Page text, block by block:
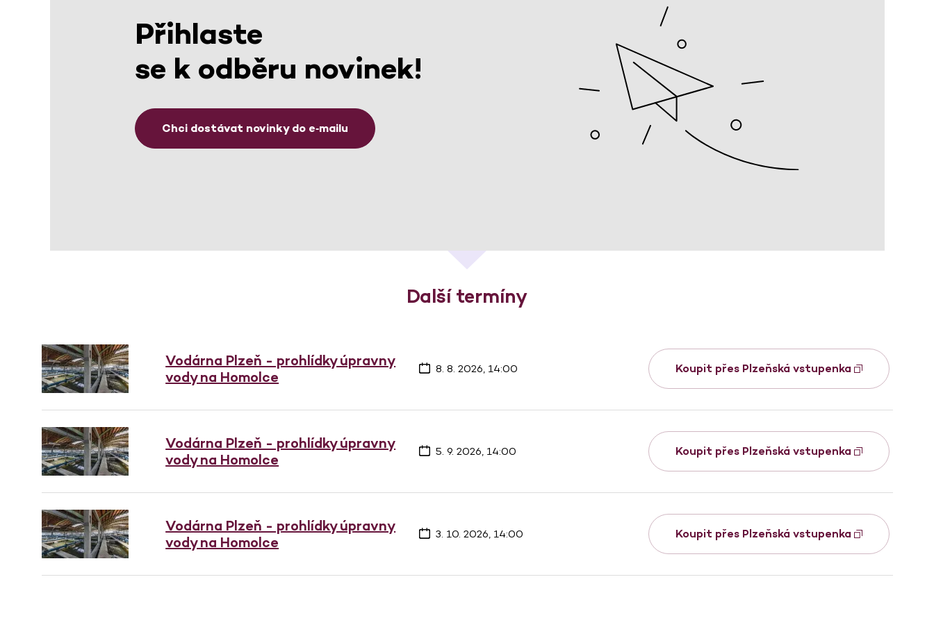
Přihlaste
se k odběru novinek!
Chci dostávat novinky do e‑mailu
Další termíny
Vodárna Plzeň - prohlídky úpravny
vody na Homolce
8. 8. 2026, 14:00 Koupit přes Plzeňská vstupenka
Vodárna Plzeň - prohlídky úpravny
vody na Homolce
5. 9. 2026, 14:00 Koupit přes Plzeňská vstupenka
Vodárna Plzeň - prohlídky úpravny
vody na Homolce
3. 10. 2026, 14:00 Koupit přes Plzeňská vstupenka